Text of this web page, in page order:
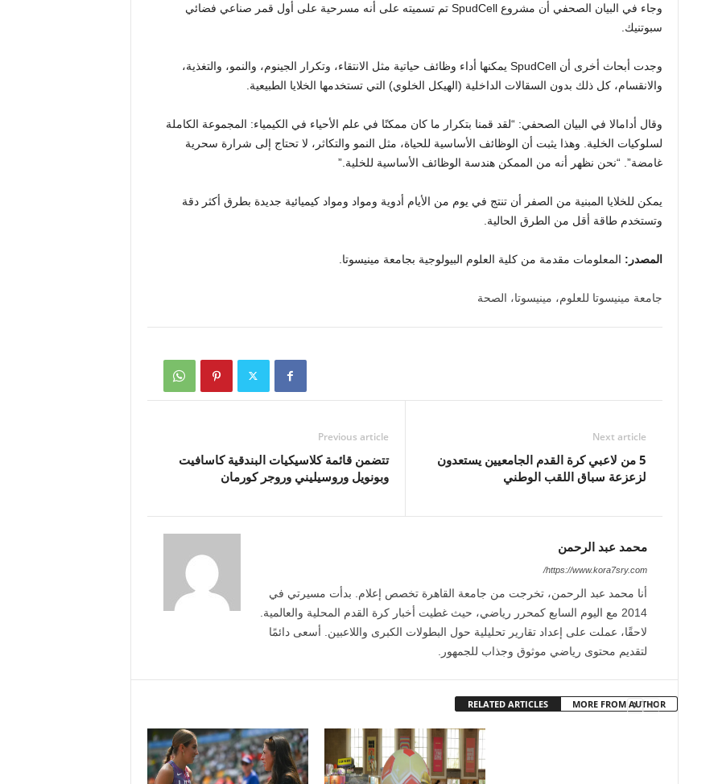
وجاء في البيان الصحفي أن مشروع SpudCell تم تسميته على أنه مسرحية على أول قمر صناعي فضائي
سبوتنيك.
وجدت أبحاث أخرى أن SpudCell يمكنها أداء وظائف حياتية مثل الانتقاء، وتكرار الجينوم، والنمو، والتغذية،
والانقسام، كل ذلك بدون السقالات الداخلية (الهيكل الخلوي) التي تستخدمها الخلايا الطبيعية.
وقال أدامالا في البيان الصحفي: “لقد قمنا بتكرار ما كان ممكنًا في علم الأحياء في الكيمياء: المجموعة الكاملة
لسلوكيات الخلية. وهذا يثبت أن الوظائف الأساسية للحياة، مثل النمو والتكاثر، لا تحتاج إلى شرارة سحرية
غامضة”. “نحن نظهر أنه من الممكن هندسة الوظائف الأساسية للخلية.”
يمكن للخلايا المبنية من الصفر أن تنتج في يوم من الأيام أدوية ومواد ومواد كيميائية جديدة بطرق أكثر دقة
وتستخدم طاقة أقل من الطرق الحالية.
المصدر: المعلومات مقدمة من كلية العلوم البيولوجية بجامعة مينيسوتا.
جامعة مينيسوتا للعلوم، مينيسوتا، الصحة
Previous article
تتضمن قائمة كلاسيكيات البندقية كاسافيت
وبونويل وروسيليني وروجر كورمان
Next article
5 من لاعبي كرة القدم الجامعيين يستعدون
لزعزعة سباق اللقب الوطني
محمد عبد الرحمن
https://www.kora7sry.com/
أنا محمد عبد الرحمن، تخرجت من جامعة القاهرة تخصص إعلام. بدأت مسيرتي في
2014 مع اليوم السابع كمحرر رياضي، حيث غطيت أخبار كرة القدم المحلية والعالمية.
لاحقًا، عملت على إعداد تقارير تحليلية حول البطولات الكبرى واللاعبين. أسعى دائمًا
لتقديم محتوى رياضي موثوق وجذاب للجمهور.
RELATED ARTICLES MORE FROM AUTHOR